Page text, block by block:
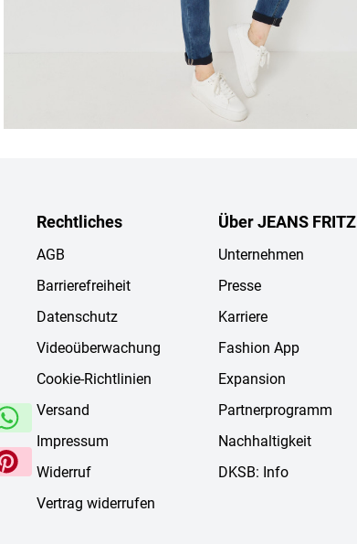
Rechtliches
AGB
Barrierefreiheit
Datenschutz
Videoüberwachung
Cookie-Richtlinien
Versand
Impressum
Widerruf
Vertrag widerrufen
Über JEANS FRITZ
Unternehmen
Presse
Karriere
Fashion App
Expansion
Partnerprogramm
Nachhaltigkeit
DKSB: Info